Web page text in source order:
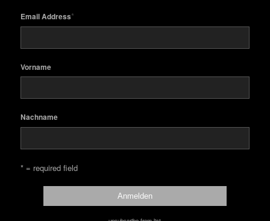
Email Address*
Vorname
Nachname
* = required field